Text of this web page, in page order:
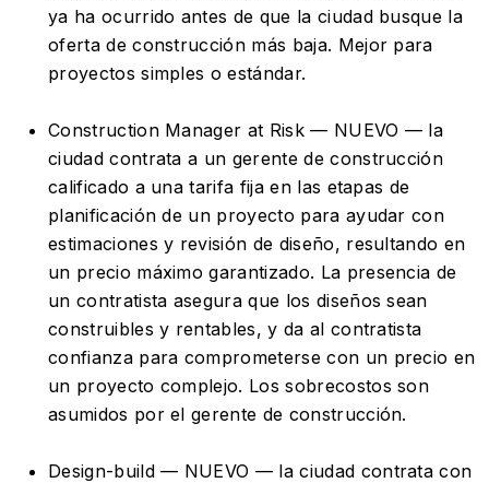
ya ha ocurrido antes de que la ciudad busque la
oferta de construcción más baja. Mejor para
proyectos simples o estándar.
Construction Manager at Risk — NUEVO — la
ciudad contrata a un gerente de construcción
calificado a una tarifa fija en las etapas de
planificación de un proyecto para ayudar con
estimaciones y revisión de diseño, resultando en
un precio máximo garantizado. La presencia de
un contratista asegura que los diseños sean
construibles y rentables, y da al contratista
confianza para comprometerse con un precio en
un proyecto complejo. Los sobrecostos son
asumidos por el gerente de construcción.
Design-build — NUEVO — la ciudad contrata con